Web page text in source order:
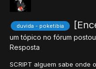
duvida - poketibia
um tópico no fórum postou
Resposta
SCRIPT alguem sabe onde